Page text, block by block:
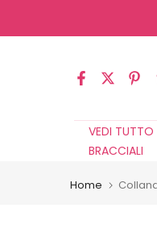
al
VEDI TUTTO
BRACCIALI
Home